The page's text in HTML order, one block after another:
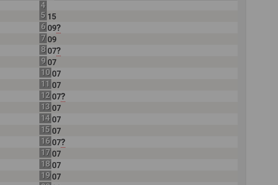
4
5 15
6 09?
7 09
8 07?
9 07
10 07
11 07
12 07?
13 07
14 07
15 07
16 07?
17 07
18 07
19 07